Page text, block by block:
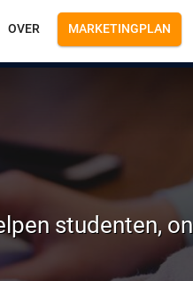
OVER MARKETINGPLAN
studenten,